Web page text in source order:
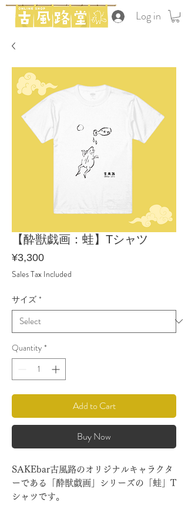
Log in
【酔獣戯画：蛙】Tシャツ
¥3,300Price
Sales Tax Included
サイズ *
Quantity *
Add to Cart
Buy Now
SAKEbar古風路のオリジナルキャラクタ
ーである「酔獣戯画」シリーズの「蛙」T
シャツです。